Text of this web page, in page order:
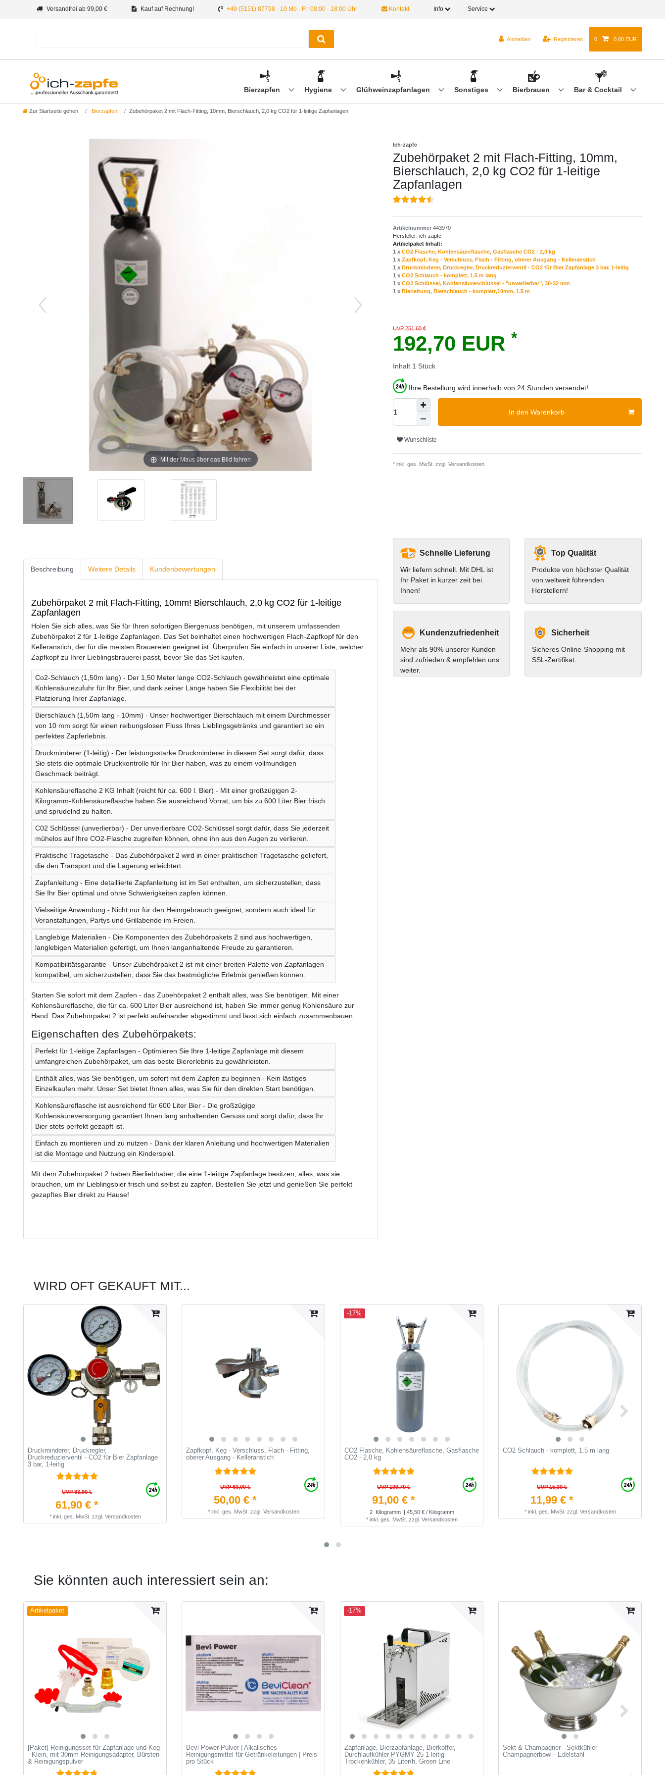
Versandfrei ab 99,00 € Kauf auf Rechnung! +49 (5151) 87798 - 10 Mo - Fr: 08:00 - 18:00 Uhr Kontakt Info Service
Anmelden Registrieren 0 0,00 EUR
Bierzapfen Hygiene Glühweinzapfanlagen Sonstiges Bierbrauen Bar & Cocktail
Zur Startseite gehen Bierzapfen Zubehörpaket 2 mit Flach-Fitting, 10mm, Bierschlauch, 2,0 kg CO2 für 1-leitige Zapfanlagen
Mit der Maus über das Bild fahren
Ich-zapfe
Zubehörpaket 2 mit Flach-Fitting, 10mm,
Bierschlauch, 2,0 kg CO2 für 1-leitige
Zapfanlagen
Artikelnummer 443970
Hersteller: ich-zapfe
Artikelpaket Inhalt:
1 x CO2 Flasche, Kohlensäureflasche, Gasflasche CO2 - 2,0 kg
1 x Zapfkopf, Keg - Verschluss, Flach - Fitting, oberer Ausgang - Kelleranstich
1 x Druckminderer, Druckregler, Druckreduzierventil - CO2 für Bier Zapfanlage 3 bar, 1-leitig
1 x CO2 Schlauch - komplett, 1.5 m lang
1 x CO2 Schlüssel, Kohlensäureschlüssel - "unverlierbar", 30-32 mm
1 x Bierleitung, Bierschlauch - komplett,10mm, 1.5 m
UVP 251,60 €
192,70 EUR *
Inhalt 1 Stück
Ihre Bestellung wird innerhalb von 24 Stunden versendet!
In den Warenkorb
Wunschliste
* inkl. ges. MwSt. zzgl. Versandkosten
Beschreibung Weitere Details Kundenbewertungen
Zubehörpaket 2 mit Flach-Fitting, 10mm! Bierschlauch, 2,0 kg CO2 für 1-leitige
Zapfanlagen
Holen Sie sich alles, was Sie für Ihren sofortigen Biergenuss benötigen, mit unserem umfassenden
Zubehörpaket 2 für 1-leitige Zapfanlagen. Das Set beinhaltet einen hochwertigen Flach-Zapfkopf für den
Kelleranstich, der für die meisten Brauereien geeignet ist. Überprüfen Sie einfach in unserer Liste, welcher
Zapfkopf zu Ihrer Lieblingsbrauerei passt, bevor Sie das Set kaufen.
Co2-Schlauch (1,50m lang) - Der 1,50 Meter lange CO2-Schlauch gewährleistet eine optimale
Kohlensäurezufuhr für Ihr Bier, und dank seiner Länge haben Sie Flexibilität bei der
Platzierung Ihrer Zapfanlage.
Bierschlauch (1,50m lang - 10mm) - Unser hochwertiger Bierschlauch mit einem Durchmesser
von 10 mm sorgt für einen reibungslosen Fluss Ihres Lieblingsgetränks und garantiert so ein
perfektes Zapferlebnis.
Druckminderer (1-leitig) - Der leistungsstarke Druckminderer in diesem Set sorgt dafür, dass
Sie stets die optimale Druckkontrolle für Ihr Bier haben, was zu einem vollmundigen
Geschmack beiträgt.
Kohlensäureflasche 2 KG Inhalt (reicht für ca. 600 l. Bier) - Mit einer großzügigen 2-
Kilogramm-Kohlensäureflasche haben Sie ausreichend Vorrat, um bis zu 600 Liter Bier frisch
und sprudelnd zu halten.
C02 Schlüssel (unverlierbar) - Der unverlierbare CO2-Schlüssel sorgt dafür, dass Sie jederzeit
mühelos auf Ihre CO2-Flasche zugreifen können, ohne ihn aus den Augen zu verlieren.
Praktische Tragetasche - Das Zubehörpaket 2 wird in einer praktischen Tragetasche geliefert,
die den Transport und die Lagerung erleichtert.
Zapfanleitung - Eine detaillierte Zapfanleitung ist im Set enthalten, um sicherzustellen, dass
Sie Ihr Bier optimal und ohne Schwierigkeiten zapfen können.
Vielseitige Anwendung - Nicht nur für den Heimgebrauch geeignet, sondern auch ideal für
Veranstaltungen, Partys und Grillabende im Freien.
Langlebige Materialien - Die Komponenten des Zubehörpakets 2 sind aus hochwertigen,
langlebigen Materialien gefertigt, um Ihnen langanhaltende Freude zu garantieren.
Kompatibilitätsgarantie - Unser Zubehörpaket 2 ist mit einer breiten Palette von Zapfanlagen
kompatibel, um sicherzustellen, dass Sie das bestmögliche Erlebnis genießen können.
Starten Sie sofort mit dem Zapfen - das Zubehörpaket 2 enthält alles, was Sie benötigen. Mit einer
Kohlensäureflasche, die für ca. 600 Liter Bier ausreichend ist, haben Sie immer genug Kohlensäure zur
Hand. Das Zubehörpaket 2 ist perfekt aufeinander abgestimmt und lässt sich einfach zusammenbauen.
Eigenschaften des Zubehörpakets:
Perfekt für 1-leitige Zapfanlagen - Optimieren Sie Ihre 1-leitige Zapfanlage mit diesem
umfangreichen Zubehörpaket, um das beste Biererlebnis zu gewährleisten.
Enthält alles, was Sie benötigen, um sofort mit dem Zapfen zu beginnen - Kein lästiges
Einzelkaufen mehr. Unser Set bietet Ihnen alles, was Sie für den direkten Start benötigen.
Kohlensäureflasche ist ausreichend für 600 Liter Bier - Die großzügige
Kohlensäureversorgung garantiert Ihnen lang anhaltenden Genuss und sorgt dafür, dass Ihr
Bier stets perfekt gezapft ist.
Einfach zu montieren und zu nutzen - Dank der klaren Anleitung und hochwertigen Materialien
ist die Montage und Nutzung ein Kinderspiel.
Mit dem Zubehörpaket 2 haben Bierliebhaber, die eine 1-leitige Zapfanlage besitzen, alles, was sie
brauchen, um ihr Lieblingsbier frisch und selbst zu zapfen. Bestellen Sie jetzt und genießen Sie perfekt
gezapftes Bier direkt zu Hause!
Schnelle Lieferung
Wir liefern schnell. Mit DHL ist
Ihr Paket in kurzer zeit bei
Ihnen!
Top Qualität
Produkte von höchster Qualität
von weltweit führenden
Herstellern!
Kundenzufriedenheit
Mehr als 90% unserer Kunden
sind zufrieden & empfehlen uns
weiter.
Sicherheit
Sicheres Online-Shopping mit
SSL-Zertifikat.
WIRD OFT GEKAUFT MIT...
Druckminderer, Druckregler,
Druckreduzierventil - CO2 für Bier Zapfanlage
3 bar, 1-leitig
UVP 83,90 €
61,90 € *
* inkl. ges. MwSt. zzgl. Versandkosten
Zapfkopf, Keg - Verschluss, Flach - Fitting,
oberer Ausgang - Kelleranstich
UVP 60,00 €
50,00 € *
* inkl. ges. MwSt. zzgl. Versandkosten
-17%
CO2 Flasche, Kohlensäureflasche, Gasflasche
CO2 - 2,0 kg
UVP 109,70 €
91,00 € *
2 Kilogramm
| 45,50 € / Kilogramm
* inkl. ges. MwSt. zzgl. Versandkosten
CO2 Schlauch - komplett, 1.5 m lang
UVP 15,30 €
11,99 € *
* inkl. ges. MwSt. zzgl. Versandkosten
Sie könnten auch interessiert sein an:
Artikelpaket
[Paket] Reinigungsset für Zapfanlage und Keg
- Klein, mit 30mm Reinigungsadapter, Bürsten
& Reinigungspulver
Bevi Power Pulver | Alkalisches
Reinigungsmittel für Getränkeleitungen | Preis
pro Stück
-17%
Zapfanlage, Bierzapfanlage, Bierkoffer,
Durchlaufkühler PYGMY 25 1-leitig
Trockenkühler, 35 Liter/h, Green Line
Sekt & Champagner - Sektkühler -
Champagnerbowl - Edelstahl